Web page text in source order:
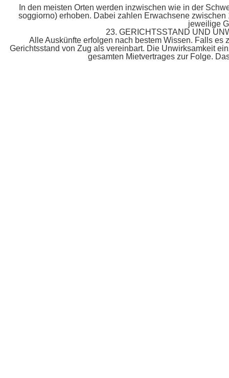
In den meisten Orten werden inzwischen wie in der
soggiorno) erhoben. Dabei zahlen Erwachsene
jeweilige
23. GERICHTSSTAND UND
Alle Auskünfte erfolgen nach bestem Wissen. Falls
Gerichtsstand von Zug als vereinbart. Die Unwirksamkeit
gesamten Mietvertrages zur Folge.